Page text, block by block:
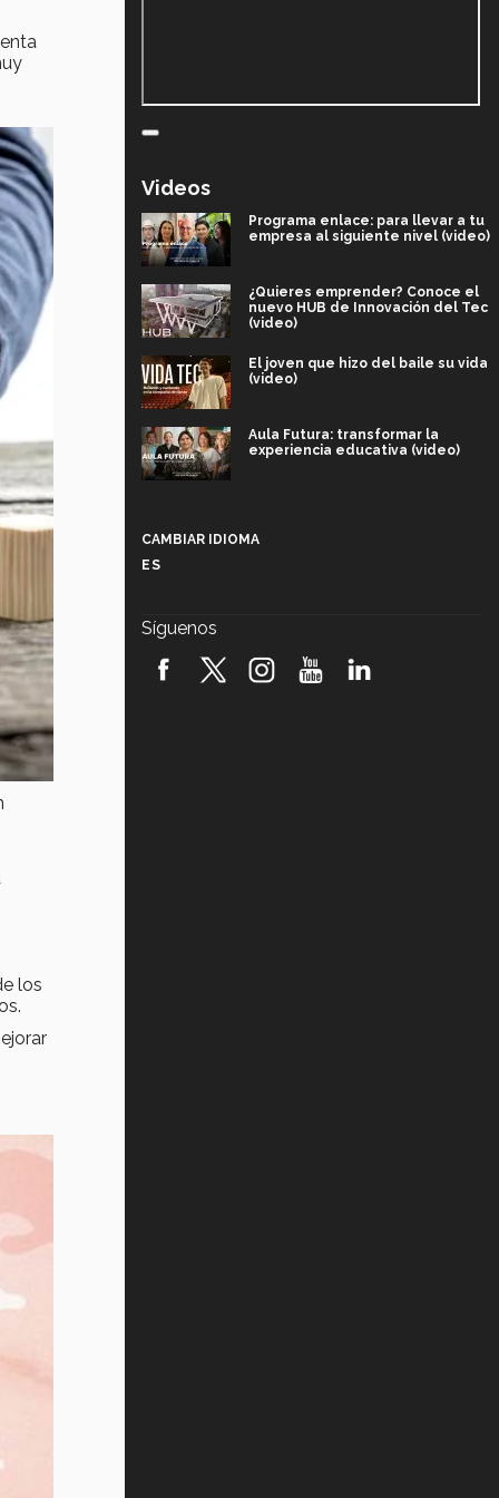
los
Videos
Programa enlace: para llevar a tu
empresa al siguiente nivel (video)
¿Quieres emprender? Conoce el
nuevo HUB de Innovación del Tec
(video)
El joven que hizo del baile su vida
(video)
Aula Futura: transformar la
experiencia educativa (video)
robótica FIRST 2026! (video)
CAMBIAR IDIOMA
ES
Síguenos